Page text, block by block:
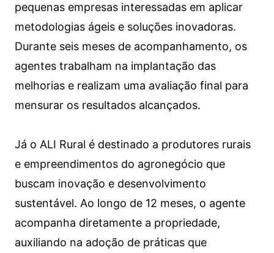
pequenas empresas interessadas em aplicar
metodologias ágeis e soluções inovadoras.
Durante seis meses de acompanhamento, os
agentes trabalham na implantação das
melhorias e realizam uma avaliação final para
mensurar os resultados alcançados.
Já o ALI Rural é destinado a produtores rurais
e empreendimentos do agronegócio que
buscam inovação e desenvolvimento
sustentável. Ao longo de 12 meses, o agente
acompanha diretamente a propriedade,
auxiliando na adoção de práticas que